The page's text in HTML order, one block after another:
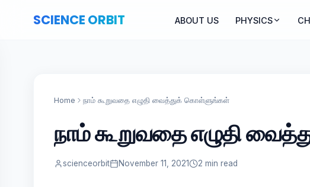
SCIENCE ORBIT ABOUT US PHYSICS
Home நாம் கூறுவதை எழுதி வைத்துக் கொள்ளுங்கள்
நாம் கூறுவதை எழுதி
scienceorbit November 11, 2021 2 min read